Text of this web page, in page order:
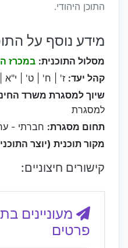
התוכן היהודי.
מידע נוסף על
מסלול התוכנית: במכרז
קהל יעד: ז' | ח' | ט' | י"א |
שיוך למסגרת משרד
למסגרת
תחום מסגרת: חברתי -
מקור תוכנית (יוצר
קישורים חיצוניים:
מעוניינים
פרטים